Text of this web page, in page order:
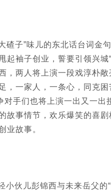
碴子”味儿的东北话台词金
袖子创业，誓要引领兴城
，两人将上演一段戏淳朴
，一家人，一条心，同克
手们也将上演一出又一出
故事情节，欢乐爆笑的喜
业故事。
伙儿彭锦西与未来岳父的